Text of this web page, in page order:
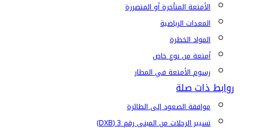
الأمتعة المتأخرة أو المتضررة
المعدات الرياضية
المواد الخطرة
أمتعة من نوع خاص
رسوم الأمتعة في المطار
روابط ذات صلة
موافقة الصعود إلى الطائرة
تسيير الرحلات من المبنى رقم 3 (DXB)